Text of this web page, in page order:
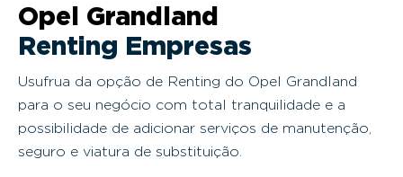
Opel Grandland
Renting Empresas
Usufrua da opção de Renting do Opel Grandland
para o seu negócio com total tranquilidade e a
possibilidade de adicionar serviços de manutenção,
seguro e viatura de substituição.